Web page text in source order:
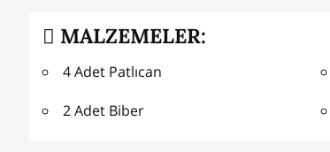
MALZEMELER:
4 Adet Patlıcan
2 Adet Biber